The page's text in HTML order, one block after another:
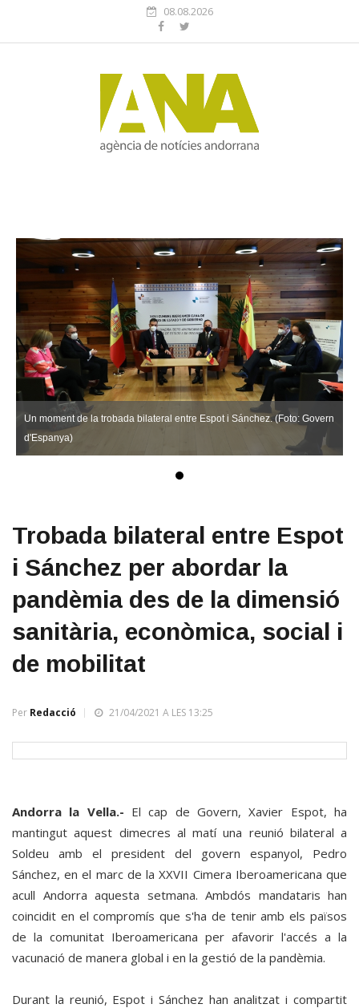
08.08.2026
Un moment de la trobada bilateral entre Espot i Sánchez. (Foto: Govern
d'Espanya)
Trobada bilateral entre Espot
i Sánchez per abordar la
pandèmia des de la dimensió
sanitària, econòmica, social i
de mobilitat
Per Redacció 21/04/2021 A LES 13:25
Andorra la Vella.- El cap de Govern, Xavier Espot, ha
mantingut aquest dimecres al matí una reunió bilateral a
Soldeu amb el president del govern espanyol, Pedro
Sánchez, en el marc de la XXVII Cimera Iberoamericana que
acull Andorra aquesta setmana. Ambdós mandataris han
coincidit en el compromís que s'ha de tenir amb els països
de la comunitat Iberoamericana per afavorir l'accés a la
vacunació de manera global i en la gestió de la pandèmia.
Durant la reunió, Espot i Sánchez han analitzat i compartit